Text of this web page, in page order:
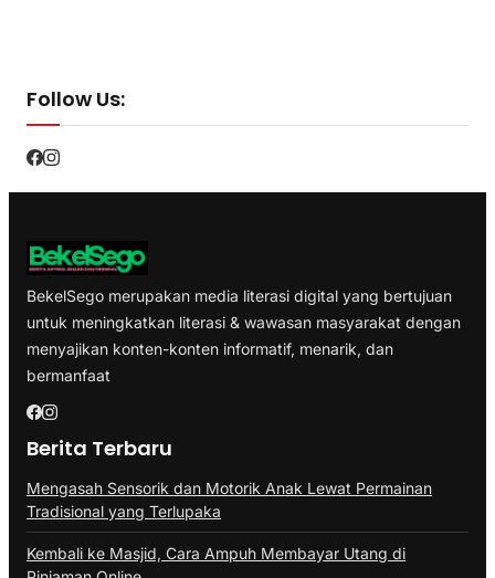
Follow Us:
BekelSego merupakan media literasi digital yang bertujuan
untuk meningkatkan literasi & wawasan masyarakat dengan
menyajikan konten-konten informatif, menarik, dan
bermanfaat
Berita Terbaru
Mengasah Sensorik dan Motorik Anak Lewat Permainan
Tradisional yang Terlupaka
Kembali ke Masjid, Cara Ampuh Membayar Utang di